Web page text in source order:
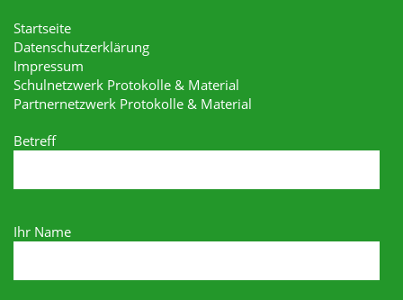
Startseite
Datenschutzerklärung
Impressum
Schulnetzwerk Protokolle & Material
Partnernetzwerk Protokolle & Material
Betreff
Ihr Name